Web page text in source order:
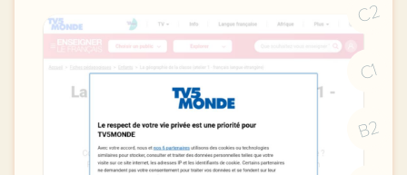
C2
C1
B2